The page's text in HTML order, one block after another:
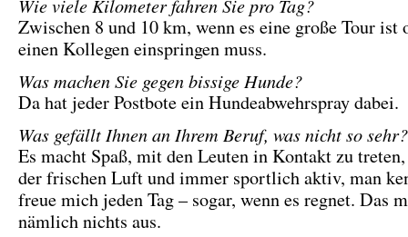
Wie viele Kilometer fahren Sie pro Tag?
Zwischen 8 und 10 km, wenn es eine große Tour ist
einen Kollegen einspringen muss.
Was machen Sie gegen bissige Hunde?
Da hat jeder Postbote ein Hundeabwehrspray dabei.
Was gefällt Ihnen an Ihrem Beruf, was nicht so sehr?
Es macht Spaß, mit den Leuten in Kontakt zu
der frischen Luft und immer sportlich aktiv, man
freue mich jeden Tag – sogar, wenn es regnet. Das
nämlich nichts aus.